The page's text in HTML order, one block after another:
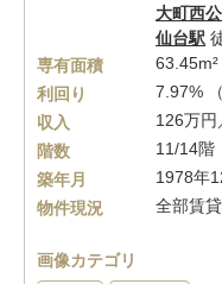
大町西
仙台駅
専有面積
63.45m²
利回り
7.97%
収入
126万円
階数
11/14階
築年月
1978年
物件現況
全部賃
画像カテゴリ